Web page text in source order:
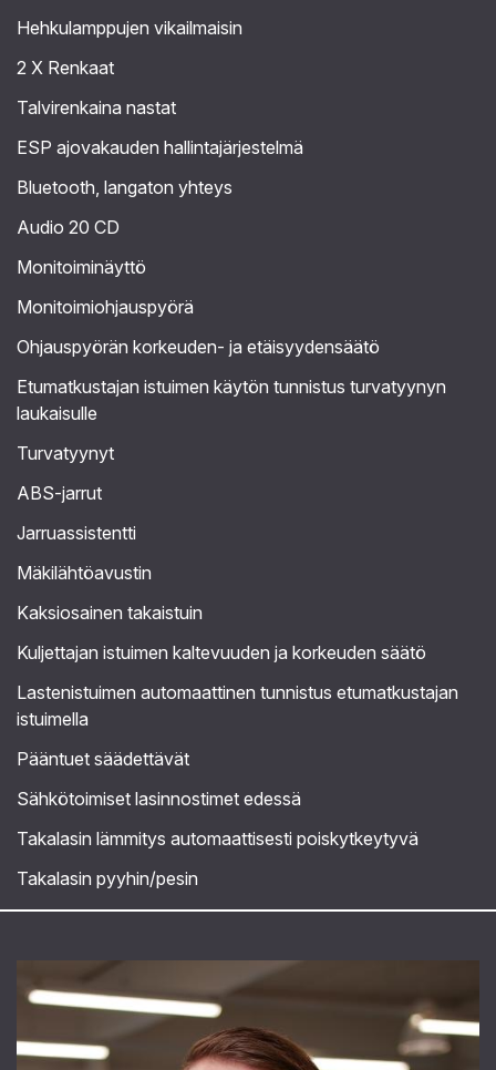
Hehkulamppujen vikailmaisin
2 X Renkaat
Talvirenkaina nastat
ESP ajovakauden hallintajärjestelmä
Bluetooth, langaton yhteys
Audio 20 CD
Monitoiminäyttö
Monitoimiohjauspyörä
Ohjauspyörän korkeuden- ja etäisyydensäätö
Etumatkustajan istuimen käytön tunnistus turvatyynyn
laukaisulle
Turvatyynyt
ABS-jarrut
Jarruassistentti
Mäkilähtöavustin
Kaksiosainen takaistuin
Kuljettajan istuimen kaltevuuden ja korkeuden säätö
Lastenistuimen automaattinen tunnistus etumatkustajan
istuimella
Pääntuet säädettävät
Sähkötoimiset lasinnostimet edessä
Takalasin lämmitys automaattisesti poiskytkeytyvä
Takalasin pyyhin/pesin